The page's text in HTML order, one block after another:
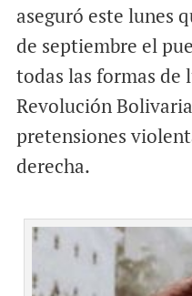
k
p
aseguró este lunes
de septiembre el
todas las formas de
Revolución
pretensiones
derecha.